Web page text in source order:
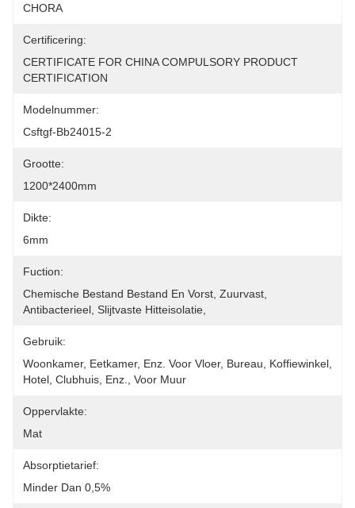
CHORA
Certificering:
CERTIFICATE FOR CHINA COMPULSORY PRODUCT
CERTIFICATION
Modelnummer:
Csftgf-Bb24015-2
Grootte:
1200*2400mm
Dikte:
6mm
Fuction:
Chemische Bestand Bestand En Vorst, Zuurvast,
Antibacterieel, Slijtvaste Hitteisolatie,
Gebruik:
Woonkamer, Eetkamer, Enz. Voor Vloer, Bureau, Koffiewinkel,
Hotel, Clubhuis, Enz., Voor Muur
Oppervlakte:
Mat
Absorptietarief:
Minder Dan 0,5%